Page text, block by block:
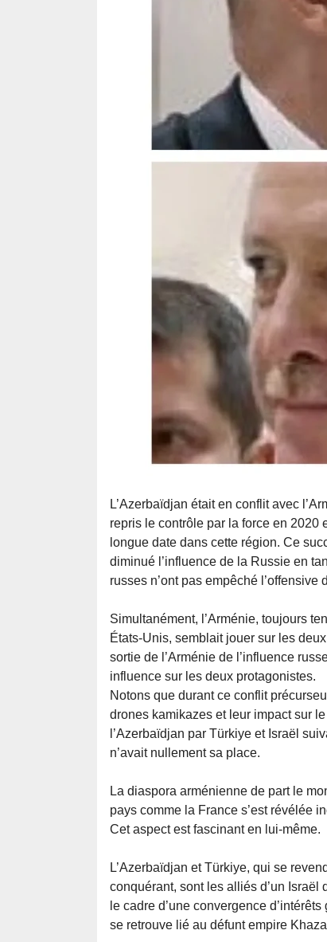
L’Azerbaïdjan était en conflit avec
repris le contrôle par la force en 2020
longue date dans cette région. Ce
diminué l’influence de la Russie en
russes n’ont pas empêché l’offensive
Simultanément, l’Arménie, toujours
États-Unis, semblait jouer sur les
sortie de l’Arménie de l’influence
influence sur les deux protagonistes.
Notons que durant ce conflit
drones kamikazes et leur impact sur
l’Azerbaïdjan par Türkiye et Israël
n’avait nullement sa place.
La diaspora arménienne de part le
pays comme la France s’est révélée
Cet aspect est fascinant en lui-même.
L’Azerbaïdjan et Türkiye, qui se
conquérant, sont les alliés d’un
le cadre d’une convergence
se retrouve lié au défunt empire